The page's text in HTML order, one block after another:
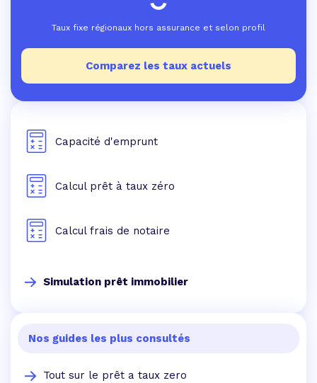
Taux fixe régionaux hors assurance et selon profil
Comparez les taux actuels
Capacité d'emprunt
Calcul prêt à taux zéro
Calcul frais de notaire
Simulation prêt immobilier
Nos guides les plus consultés
Tout sur le prêt a taux zero